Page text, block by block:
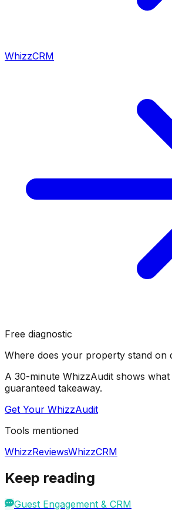
WhizzCRM
Free diagnostic
Where does your property stand on
A 30-minute WhizzAudit shows
guaranteed takeaway.
Get Your WhizzAudit
Tools mentioned
WhizzReviewsWhizzCRM
Keep reading
Guest Engagement & CRM